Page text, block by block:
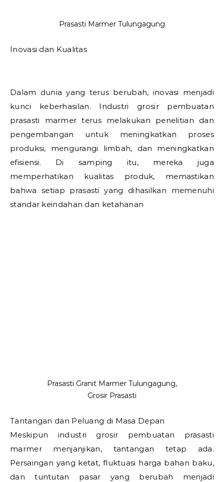
Prasasti Marmer Tulungagung
Inovasi dan Kualitas
Dalam dunia yang terus berubah, inovasi menjadi
kunci keberhasilan. Industri grosir pembuatan
prasasti marmer terus melakukan penelitian dan
pengembangan untuk meningkatkan proses
produksi, mengurangi limbah, dan meningkatkan
efisiensi. Di samping itu, mereka juga
memperhatikan kualitas produk, memastikan
bahwa setiap prasasti yang dihasilkan memenuhi
standar keindahan dan ketahanan
Prasasti Granit Marmer Tulungagung,
Grosir Prasasti
Tantangan dan Peluang di Masa Depan
Meskipun industri grosir pembuatan prasasti
marmer menjanjikan, tantangan tetap ada.
Persaingan yang ketat, fluktuasi harga bahan baku,
dan tuntutan pasar yang berubah menjadi